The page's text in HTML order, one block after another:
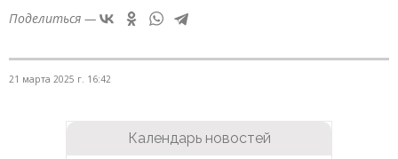
Поделиться —
21 марта 2025 г. 16:42
Календарь новостей